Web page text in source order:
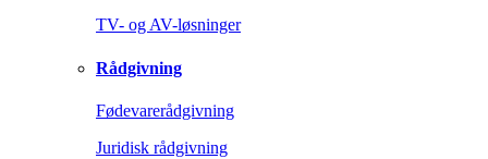
TV- og AV-løsninger
Rådgivning
Fødevarerådgivning
Juridisk rådgivning